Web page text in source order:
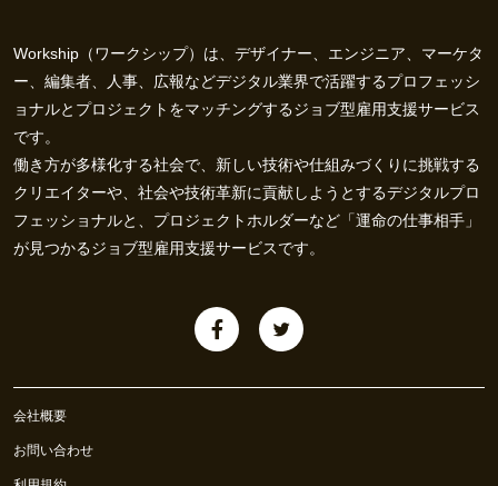
Workship（ワークシップ）は、デザイナー、エンジニア、マーケタ
ー、編集者、人事、広報などデジタル業界で活躍するプロフェッシ
ョナルとプロジェクトをマッチングするジョブ型雇用支援サービス
です。
働き方が多様化する社会で、新しい技術や仕組みづくりに挑戦する
クリエイターや、社会や技術革新に貢献しようとするデジタルプロ
フェッショナルと、プロジェクトホルダーなど「運命の仕事相手」
が見つかるジョブ型雇用支援サービスです。
会社概要
お問い合わせ